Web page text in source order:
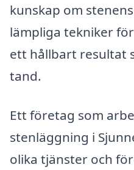
kunskap om
lämpliga tekniker
ett hållbart resultat
tand.
Ett företag som
stenläggning i
olika tjänster och